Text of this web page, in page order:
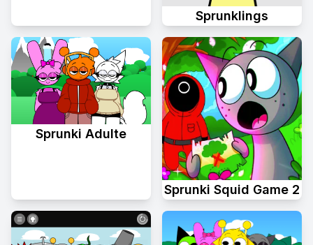
Sprunklings
Sprunki Adulte
Sprunki Squid Game 2